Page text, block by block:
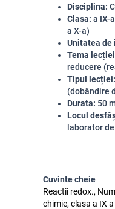
Disciplina:
Clasa: a IX-
a X-a)
Unitatea de
Tema
reducere
Tipul lecției:
(dobândire
Durata: 50
Locul
laborator
Cuvinte cheie
Reactii redox.,
chimie, clasa a IX a